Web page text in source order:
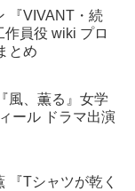
『VIVANT・続
員役 wiki プロ
とめ
風、薫る』女学
ール ドラマ出演
『Tシャツが乾く